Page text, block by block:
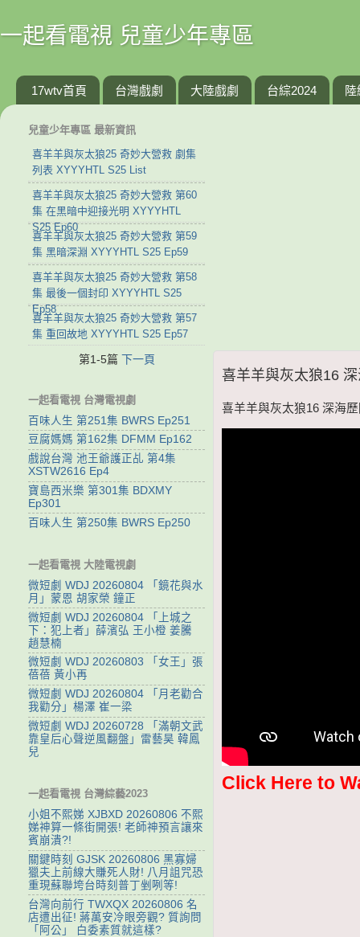
一起看電視 兒童少年專區
17wtv首頁 台灣戲劇 大陸戲劇 台綜2024 陸
喜羊羊與灰太狼16
喜羊羊與灰太狼16 深海
Click Here to
兒童少年專區 最新資訊
喜羊羊與灰太狼25 奇妙大營救 劇集
列表 XYYYHTL S25 List
喜羊羊與灰太狼25 奇妙大營救 第60
集 在黑暗中迎接光明 XYYYHTL
S25 Ep60
喜羊羊與灰太狼25 奇妙大營救 第59
集 黑暗深淵 XYYYHTL S25 Ep59
喜羊羊與灰太狼25 奇妙大營救 第58
集 最後一個封印 XYYYHTL S25
Ep58
喜羊羊與灰太狼25 奇妙大營救 第57
集 重回故地 XYYYHTL S25 Ep57
第1-5篇 下一頁
一起看電視 台灣電視劇
百味人生 第251集 BWRS Ep251
豆腐媽媽 第162集 DFMM Ep162
戲說台灣 池王爺護正乩 第4集
XSTW2616 Ep4
寶島西米樂 第301集 BDXMY
Ep301
百味人生 第250集 BWRS Ep250
一起看電視 大陸電視劇
微短劇 WDJ 20260804 「鏡花與水
月」蒙恩 胡家榮 鐘正
微短劇 WDJ 20260804 「上城之
下：犯上者」薛濱弘 王小橙 姜騰
趙慧楠
微短劇 WDJ 20260803 「女王」張
蓓蓓 黃小再
微短劇 WDJ 20260804 「月老勸合
我勸分」楊澤 崔一梁
微短劇 WDJ 20260728 「滿朝文武
靠皇后心聲逆風翻盤」雷藝昊 韓鳳
兒
一起看電視 台灣綜藝2023
小姐不熙娣 XJBXD 20260806 不熙
娣神算一條街開張! 老師神預言讓來
賓崩潰?!
關鍵時刻 GJSK 20260806 黑寡婦
獵夫上前線大賺死人財! 八月詛咒恐
重現蘇聯垮台時刻普丁剉咧等!
台灣向前行 TWXQX 20260806 名
店遭出征! 蔣萬安冷眼旁觀? 質詢問
「阿公」 白委素質就這樣?